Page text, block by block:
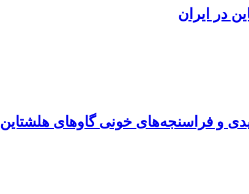
در ایران
و فراسنجه‌های خونی گاوهای هلشتاین